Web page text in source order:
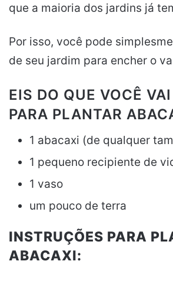
que a maioria dos jardins já
Por isso, você pode
de seu jardim para encher o
EIS DO QUE VOCÊ
PARA PLANTAR
1 abacaxi (de qualquer
1 pequeno recipiente de
1 vaso
um pouco de terra
INSTRUÇÕES PARA
ABACAXI: